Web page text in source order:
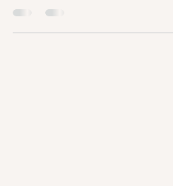
Recentemente a Traçoinox fez a
inox equipadas com forno, placa e